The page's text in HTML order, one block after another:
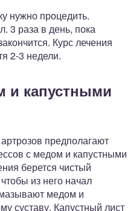
нужно процедить.
3 раза в день, пока
Курс лечения
2-3 недели.
и капустными
предполагают
с медом и капустными
берется чистый
из него начал
медом и
суставу. Капустный лист